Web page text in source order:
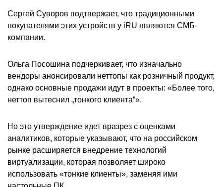
Сергей Суворов подтвержает, что традиционными
покупателями этих устройств у iRU являются СМБ-
компании.
Ольга Посошина подчеркивает, что изначально
вендоры анонсировали неттопы как розничный продукт,
однако основные продажи идут в проекты: «Более того,
неттоп вытеснил „тонкого клиента“».
Но это утверждение идет вразрез с оценками
аналитиков, которые указывают, что на российском
рынке расширяется внедрение технологий
виртуализации, которая позволяет широко
использовать «тонкие клиенты», заменяя ими